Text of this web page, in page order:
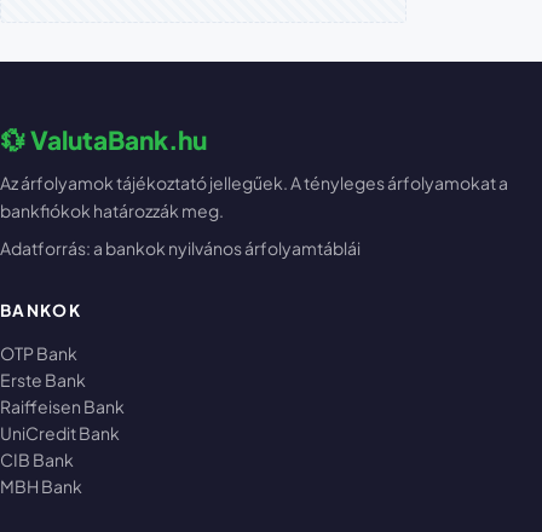
💱 ValutaBank.hu
Az árfolyamok tájékoztató jellegűek. A tényleges árfolyamokat a
bankfiókok határozzák meg.
Adatforrás: a bankok nyilvános árfolyamtáblái
BANKOK
OTP Bank
Erste Bank
Raiffeisen Bank
UniCredit Bank
CIB Bank
MBH Bank